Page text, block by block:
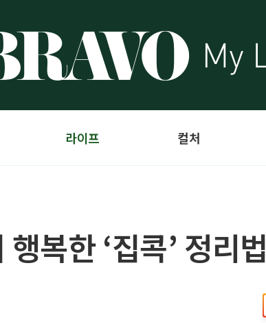
라이프 컬처
복한 ‘집콕’ 정리법